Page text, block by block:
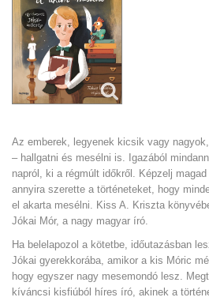
Az emberek, legyenek kicsik vagy
– hallgatni és mesélni is. Igazából
napról, ki a régmúlt időkről. Képzelj
annyira szerette a történeteket, hogy
el akarta mesélni. Kiss A. Kriszta
Jókai Mór, a nagy magyar író.
Ha belelapozol a kötetbe, időutazásban
Jókai gyerekkorába, amikor a kis Móric
hogy egyszer nagy mesemondó lesz.
kíváncsi kisfiúból híres író, akinek a